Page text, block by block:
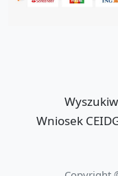
Wniosek